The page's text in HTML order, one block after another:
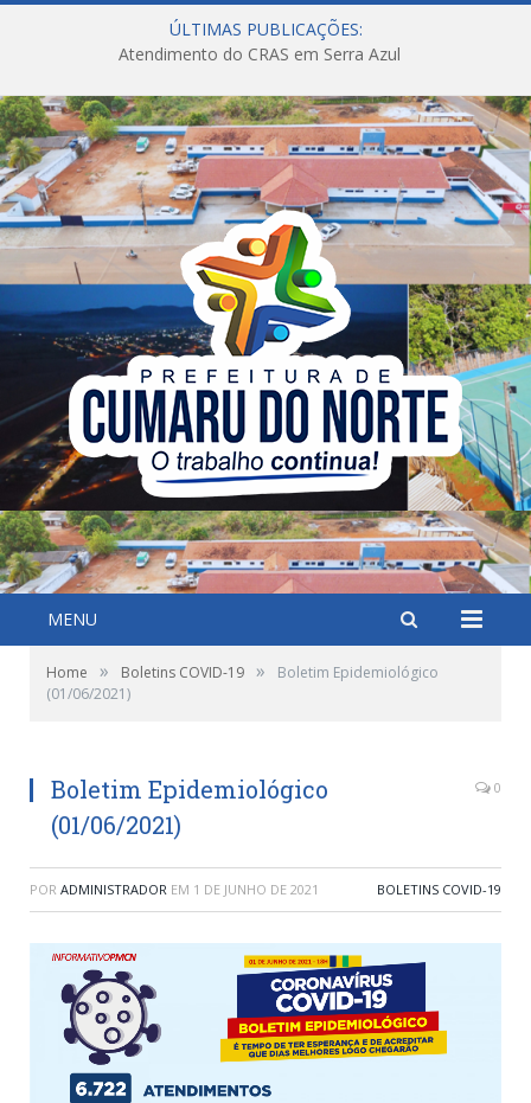
ÚLTIMAS PUBLICAÇÕES:
Atendimento do CRAS em Serra Azul
MENU
Home » Boletins COVID-19 »
Boletim Epidemiológico
(01/06/2021)
Boletim Epidemiológico
(01/06/2021)
0
POR ADMINISTRADOR EM 1 DE JUNHO DE 2021 BOLETINS COVID-19